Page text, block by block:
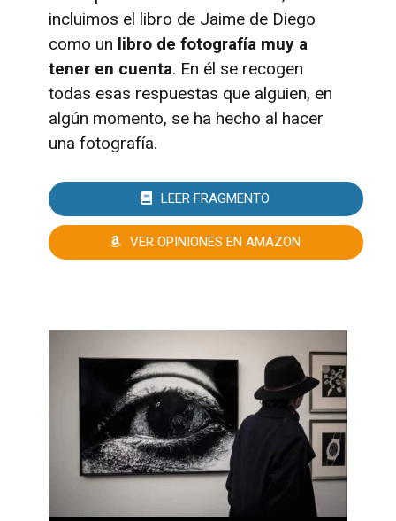
incluimos el libro de Jaime de Diego
como un libro de fotografía muy a
tener en cuenta. En él se recogen
todas esas respuestas que alguien, en
algún momento, se ha hecho al hacer
una fotografía.
LEER FRAGMENTO
VER OPINIONES EN AMAZON